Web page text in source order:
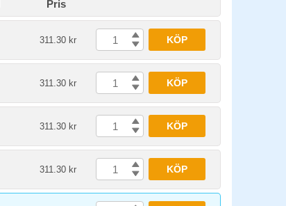
Pris
311.30 kr KÖP
311.30 kr KÖP
311.30 kr KÖP
311.30 kr KÖP